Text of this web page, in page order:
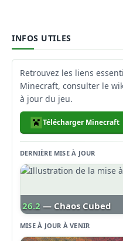
INFOS UTILES
Retrouvez les liens
Minecraft, consulter le
à jour du jeu.
Télécharger Minecraft
DERNIÈRE MISE À JOUR
26.2 — Chaos Cubed
MISE À JOUR À VENIR